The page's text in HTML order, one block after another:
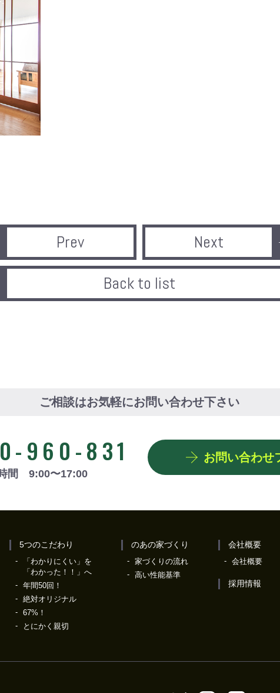
Prev
Next
Back to list
ご相談はお気軽にお問い合わせ下さい
960-831
間 9:00〜17:00
お問い合わせ
5つのこだわり
「わかりにくい」を
「わかった！！」へ
年間50回！
絶対オリジナル
67%！
とにかく親切
のあの家づくり
家づくりの流れ
高い性能基準
会社概要
会社概要
採用情報